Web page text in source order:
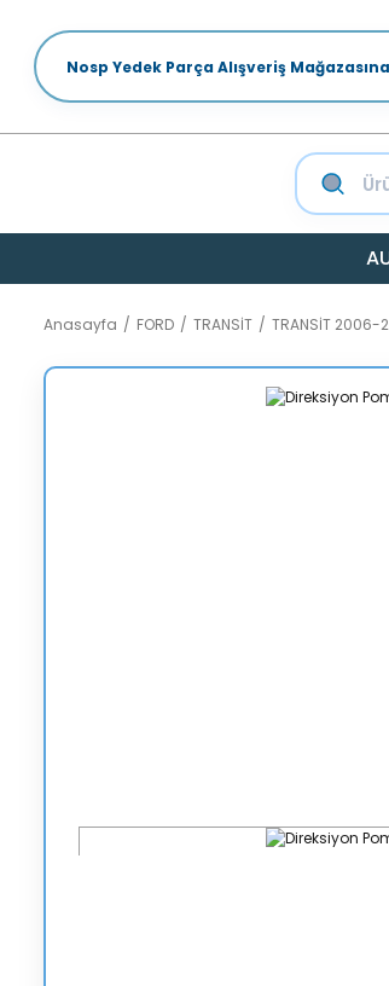
Nosp Yedek Parça Alışveriş
Anasayfa FORD TRANSİT TRANSİT 2006-